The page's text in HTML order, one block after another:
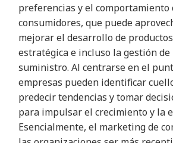
preferencias y el comportamiento
consumidores, que puede
mejorar el desarrollo de
estratégica e incluso la gestión de
suministro. Al centrarse en el
empresas pueden identificar
predecir tendencias y tomar
para impulsar el crecimiento y la
Esencialmente, el marketing de